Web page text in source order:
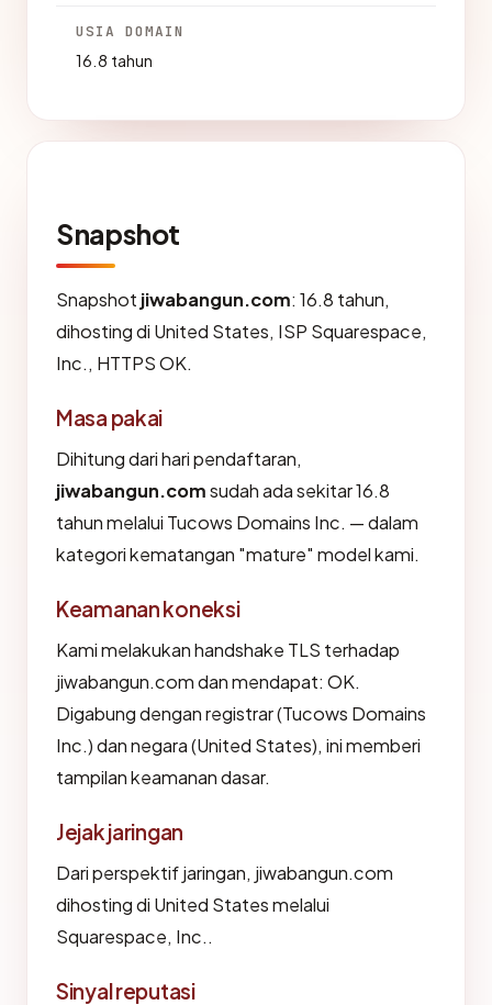
USIA DOMAIN
16.8 tahun
Snapshot
Snapshot jiwabangun.com: 16.8 tahun,
dihosting di United States, ISP Squarespace,
Inc., HTTPS OK.
Masa pakai
Dihitung dari hari pendaftaran,
jiwabangun.comsudah ada sekitar 16.8
tahun melalui Tucows Domains Inc. — dalam
kategori kematangan "mature" model kami.
Keamanan koneksi
Kami melakukan handshake TLS terhadap
jiwabangun.com dan mendapat: OK.
Digabung dengan registrar (Tucows Domains
Inc.) dan negara (United States), ini memberi
tampilan keamanan dasar.
Jejak jaringan
Dari perspektif jaringan, jiwabangun.com
dihosting di United States melalui
Squarespace, Inc..
Sinyal reputasi